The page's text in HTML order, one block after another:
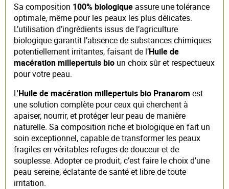
Sa composition 100% biologique assure une tolérance
optimale, même pour les peaux les plus délicates.
L’utilisation d’ingrédients issus de l’agriculture
biologique garantit l’absence de substances chimiques
potentiellement irritantes, faisant de l’Huile de
macération millepertuis bio un choix sûr et respectueux
pour votre peau.
L'Huile de macération millepertuis bio Pranarom est
une solution complète pour ceux qui cherchent à
apaiser, nourrir, et protéger leur peau de manière
naturelle. Sa composition riche et biologique en fait un
soin exceptionnel, capable de transformer les peaux
fragiles en véritables refuges de douceur et de
souplesse. Adopter ce produit, c’est faire le choix d’une
peau sereine, éclatante de santé et libre de toute
irritation.